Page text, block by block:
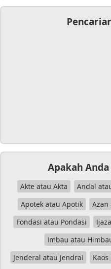
Apakah
Akte atau Akta Andal
Apotek atau Apotik
Azan
Fondasi atau Pondasi
Imbau atau
Jenderal atau Jendral